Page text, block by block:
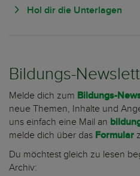
Hol dir die Unterlagen
Bildungs-
Melde dich zum Bildungs-
neue Themen, Inhalte und
uns einfach eine Mail an
melde dich über das Formular
Du möchtest gleich zu lesen
Archiv: